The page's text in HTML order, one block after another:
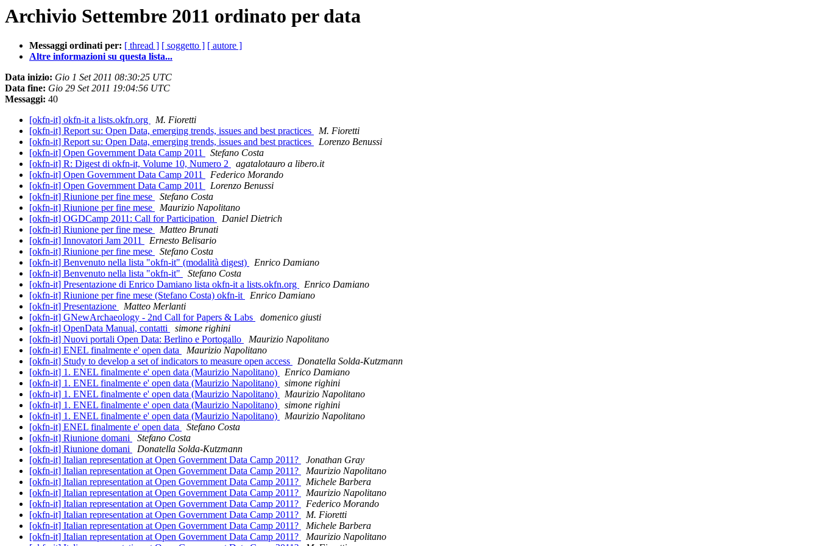
Archivio Settembre 2011 ordinato per data
Messaggi ordinati per: [ thread ] [ soggetto ] [ autore ]
Altre informazioni su questa lista...
Data inizio: Gio 1 Set 2011 08:30:25 UTC
Data fine: Gio 29 Set 2011 19:04:56 UTC
Messaggi: 40
[okfn-it] okfn-it a lists.okfn.org
M. Fioretti
[okfn-it] Report su: Open Data, emerging trends, issues and best practices
M. Fioretti
[okfn-it] Report su: Open Data, emerging trends, issues and best practices
Lorenzo Benussi
[okfn-it] Open Government Data Camp 2011
Stefano Costa
[okfn-it] R: Digest di okfn-it, Volume 10, Numero 2
agatalotauro a libero.it
[okfn-it] Open Government Data Camp 2011
Federico Morando
[okfn-it] Open Government Data Camp 2011
Lorenzo Benussi
[okfn-it] Riunione per fine mese
Stefano Costa
[okfn-it] Riunione per fine mese
Maurizio Napolitano
[okfn-it] OGDCamp 2011: Call for Participation
Daniel Dietrich
[okfn-it] Riunione per fine mese
Matteo Brunati
[okfn-it] Innovatori Jam 2011
Ernesto Belisario
[okfn-it] Riunione per fine mese
Stefano Costa
[okfn-it] Benvenuto nella lista "okfn-it" (modalità digest)
Enrico Damiano
[okfn-it] Benvenuto nella lista "okfn-it"
Stefano Costa
[okfn-it] Presentazione di Enrico Damiano lista okfn-it a lists.okfn.org
Enrico Damiano
[okfn-it] Riunione per fine mese (Stefano Costa) okfn-it
Enrico Damiano
[okfn-it] Presentazione
Matteo Merlanti
[okfn-it] GNewArchaeology - 2nd Call for Papers & Labs
domenico giusti
[okfn-it] OpenData Manual, contatti
simone righini
[okfn-it] Nuovi portali Open Data: Berlino e Portogallo
Maurizio Napolitano
[okfn-it] ENEL finalmente e' open data
Maurizio Napolitano
[okfn-it] Study to develop a set of indicators to measure open access
Donatella Solda-Kutzmann
[okfn-it] 1. ENEL finalmente e' open data (Maurizio Napolitano)
Enrico Damiano
[okfn-it] 1. ENEL finalmente e' open data (Maurizio Napolitano)
simone righini
[okfn-it] 1. ENEL finalmente e' open data (Maurizio Napolitano)
Maurizio Napolitano
[okfn-it] 1. ENEL finalmente e' open data (Maurizio Napolitano)
simone righini
[okfn-it] 1. ENEL finalmente e' open data (Maurizio Napolitano)
Maurizio Napolitano
[okfn-it] ENEL finalmente e' open data
Stefano Costa
[okfn-it] Riunione domani
Stefano Costa
[okfn-it] Riunione domani
Donatella Solda-Kutzmann
[okfn-it] Italian representation at Open Government Data Camp 2011?
Jonathan Gray
[okfn-it] Italian representation at Open Government Data Camp 2011?
Maurizio Napolitano
[okfn-it] Italian representation at Open Government Data Camp 2011?
Michele Barbera
[okfn-it] Italian representation at Open Government Data Camp 2011?
Maurizio Napolitano
[okfn-it] Italian representation at Open Government Data Camp 2011?
Federico Morando
[okfn-it] Italian representation at Open Government Data Camp 2011?
M. Fioretti
[okfn-it] Italian representation at Open Government Data Camp 2011?
Michele Barbera
[okfn-it] Italian representation at Open Government Data Camp 2011?
Maurizio Napolitano